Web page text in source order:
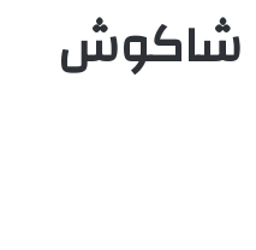
شاكوش